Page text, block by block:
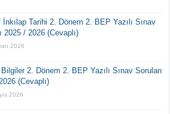
İnkılap Tarihi 2. Dönem 2. BEP Yazılı Sınav
2025 / 2026 (Cevaplı)
2026
2. Dönem 2. BEP Yazılı Sınav Soruları
(Cevaplı)
2026